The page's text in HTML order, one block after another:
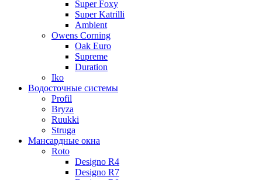
Super Foxy
Super Katrilli
Ambient
Owens Corning
Oak Euro
Supreme
Duration
Iko
Водосточные системы
Profil
Bryza
Ruukki
Struga
Мансардные окна
Roto
Designo R4
Designo R7